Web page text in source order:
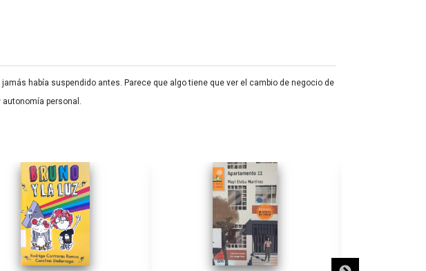
había suspendido antes. Parece que algo tiene que ver el cambio de negocio de
personal.